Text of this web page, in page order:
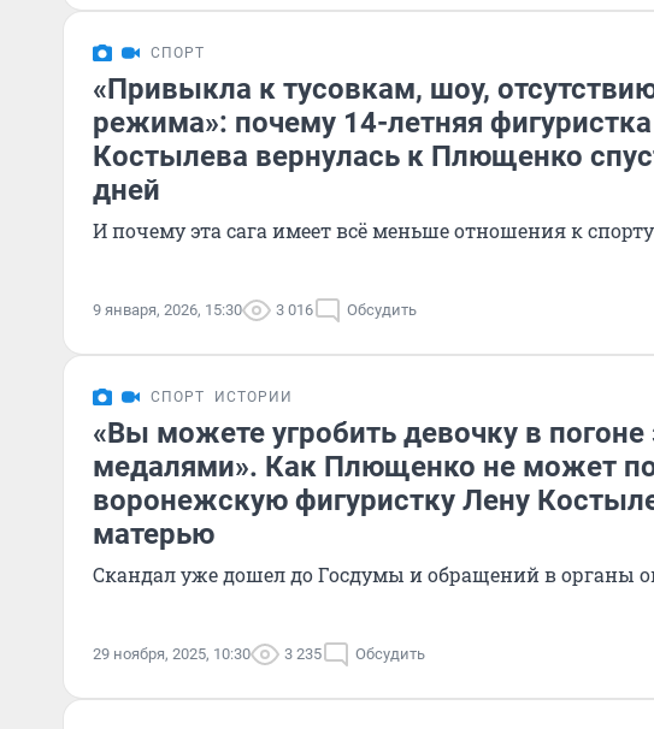
СПОРТ
«Привыкла к тусовкам, шоу,
режима»: почему 14-летняя фигуристка
Костылева вернулась к Плющенко
дней
И почему эта сага имеет всё меньше отношения к спорту
9 января, 2026, 15:30 3 016 Обсудить
СПОРТ ИСТОРИИ
«Вы можете угробить девочку в погоне
медалями». Как Плющенко не может
воронежскую фигуристку Лену
матерью
Скандал уже дошел до Госдумы и обращений в органы
29 ноября, 2025, 10:30 3 235 Обсудить